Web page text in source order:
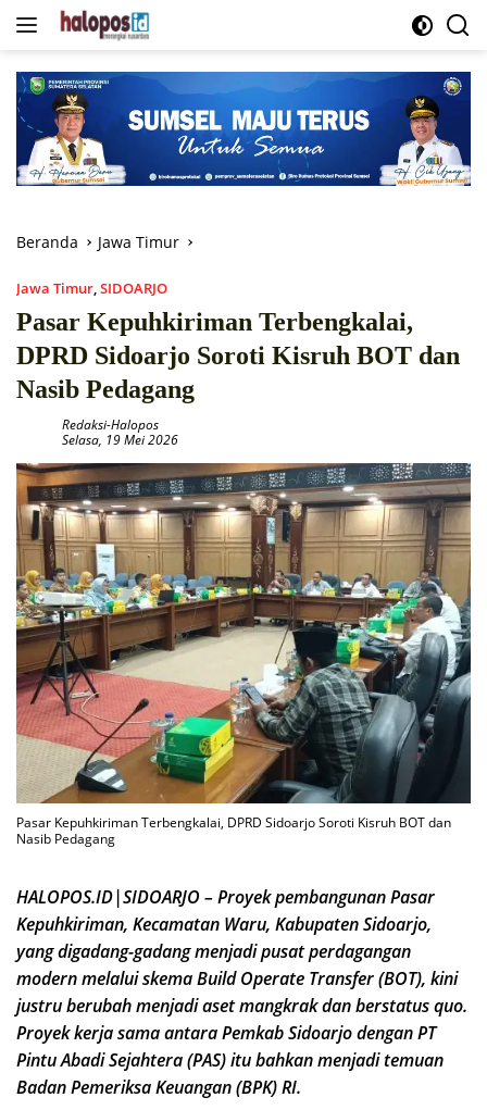
Langsung
Beranda Jawa Timur
Jawa Timur SIDOARJO
Pasar Kepuhkiriman Terbengkalai,
DPRD Sidoarjo Soroti Kisruh BOT dan
Nasib Pedagang
Redaksi-Halopos
Selasa, 19 Mei 2026
Pasar Kepuhkiriman Terbengkalai, DPRD Sidoarjo Soroti Kisruh BOT dan
Nasib Pedagang
HALOPOS.ID|SIDOARJO – Proyek pembangunan Pasar
Kepuhkiriman, Kecamatan Waru, Kabupaten Sidoarjo,
yang digadang-gadang menjadi pusat perdagangan
modern melalui skema Build Operate Transfer (BOT), kini
justru berubah menjadi aset mangkrak dan berstatus quo.
Proyek kerja sama antara Pemkab Sidoarjo dengan PT
Pintu Abadi Sejahtera (PAS) itu bahkan menjadi temuan
Badan Pemeriksa Keuangan (BPK) RI.